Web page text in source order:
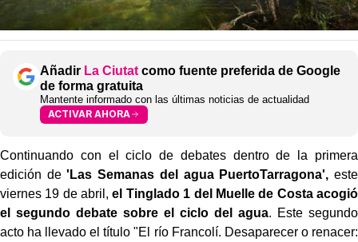
Añadir La Ciutat como fuente preferida de Google
de forma gratuita
Mantente informado con las últimas noticias de actualidad
ACTIVAR AHORA
Continuando con el ciclo de debates dentro de la primera
edición de'Las Semanas del agua PuertoTarragona', este
viernes 19 de abril,el Tinglado 1 del Muelle de Costa acogió
el segundo debate sobre el ciclo del agua. Este segundo
acto ha llevado el título "El río Francolí. Desaparecer o renacer: